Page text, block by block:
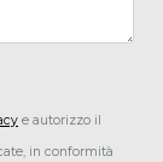
e autorizzo il
in conformità